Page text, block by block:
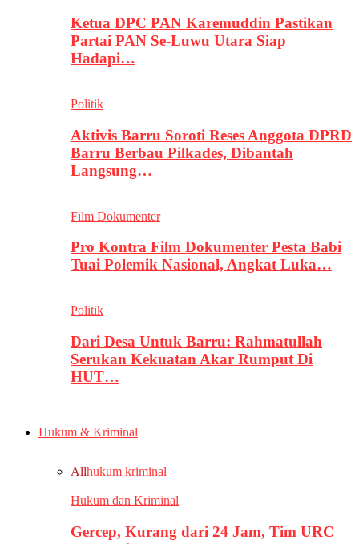
Ketua DPC PAN Karemuddin Pastikan
Partai PAN Se-Luwu Utara Siap
Hadapi…
Politik
Aktivis Barru Soroti Reses Anggota DPRD
Barru Berbau Pilkades, Dibantah
Langsung…
Film Dokumenter
Pro Kontra Film Dokumenter Pesta Babi
Tuai Polemik Nasional, Angkat Luka…
Politik
Dari Desa Untuk Barru: Rahmatullah
Serukan Kekuatan Akar Rumput Di
HUT…
Hukum & Kriminal
Allhukum kriminal
Hukum dan Kriminal
Gercep, Kurang dari 24 Jam, Tim URC